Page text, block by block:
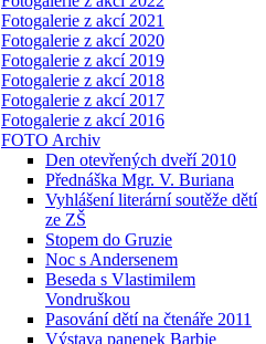
Fotogalerie z akcí 2021
Fotogalerie z akcí 2020
Fotogalerie z akcí 2019
Fotogalerie z akcí 2018
Fotogalerie z akcí 2017
Fotogalerie z akcí 2016
FOTO Archiv
Den otevřených dveří 2010
Přednáška Mgr. V. Buriana
Vyhlášení literární soutěže dětí
ze ZŠ
Stopem do Gruzie
Noc s Andersenem
Beseda s Vlastimilem
Vondruškou
Pasování dětí na čtenáře 2011
Výstava panenek Barbie